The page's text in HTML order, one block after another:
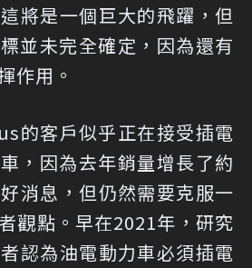
將是一個巨大的飛躍，但
並未完全確定，因為還有
作用。
的客戶似乎正在接受插電
，因為去年銷量增長了約
消息，但仍然需要克服一
觀點。早在2021年，研究
認為油電動力車必須插電